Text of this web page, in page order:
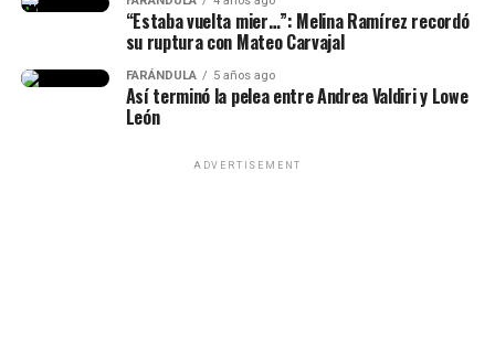
Epa Colombia y su abogada (Imagen
tomada de IG Rechismes)
pesar de muchos bajos y altos,
siempre estuvo para mí”, había
dicho.
(Recuerda dar clic en la imagen)
“Estaba vuelta mier…”: Melina Ramírez recordó
su ruptura con Mateo Carvajal
FARÁNDULA 5 años ago
Así terminó la pelea entre Andrea Valdiri y Lowe
León
ADVERTISEMENT